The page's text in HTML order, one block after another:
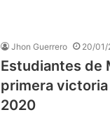
Jhon Guerrero 20/01/
Estudiantes de
primera
2020